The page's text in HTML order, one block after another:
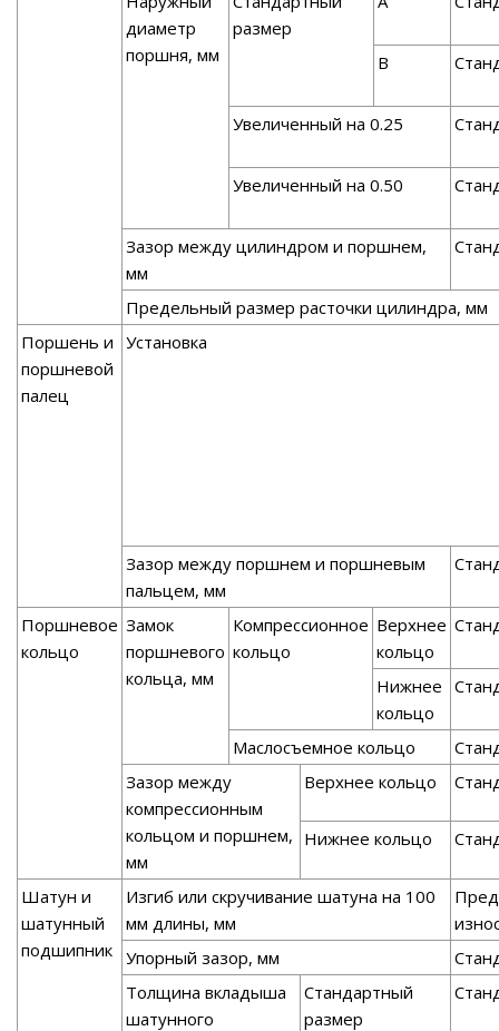
диаметр
поршня, мм
размер
В
Увеличенный на 0.25
Увеличенный на 0.50
Зазор между цилиндром и поршнем,
мм
Предельный размер расточки цилиндра, мм
Поршень и
поршневой
палец
Установка
Зазор между поршнем и поршневым
пальцем, мм
Поршневое
кольцо
Замок
поршневого
кольца, мм
Компрессионное
кольцо
Верхнее
кольцо
Нижнее
кольцо
Маслосъемное кольцо
Зазор между
компрессионным
кольцом и поршнем,
мм
Верхнее кольцо
Нижнее кольцо
Шатун и
шатунный
подшипник
Изгиб или скручивание шатуна на 100
мм длины, мм
Упорный зазор, мм
Толщина вкладыша
шатунного
Стандартный
размер